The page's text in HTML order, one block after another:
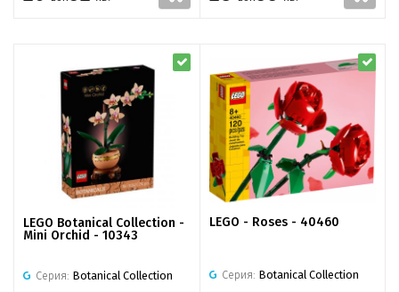
LEGO Botanical Collection -
Mini Orchid - 10343
Серия: Botanical Collection
LEGO - Roses - 40460
Серия: Botanical Collection